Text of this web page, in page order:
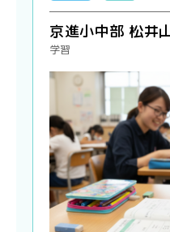
京進小中部 松井
学習